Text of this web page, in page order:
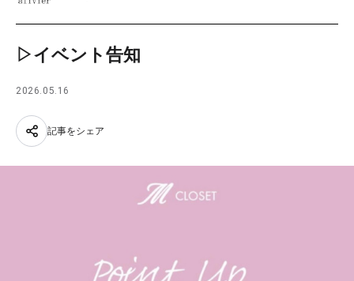
▷イベント告知
2026.05.16
記事をシェア